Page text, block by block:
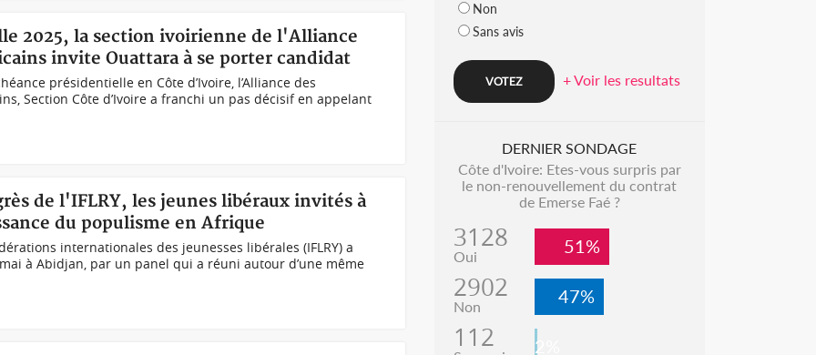
2025, la section ivoirienne de l'Alliance
invite Ouattara à se porter candidat
présidentielle en Côte d’Ivoire, l’Alliance des
Section Côte d’Ivoire a franchi un pas décisif en appelant
de l'IFLRY, les jeunes libéraux invités à
du populisme en Afrique
internationales des jeunesses libérales (IFLRY) a
à Abidjan, par un panel qui a réuni autour d’une même
Non
Sans avis
+ Voir les resultats
DERNIER SONDAGE
Côte d'Ivoire: Etes-vous surpris par
le non-renouvellement du contrat
de Emerse Faé ?
3128
Oui 51%
2902
Non 47%
112 2%